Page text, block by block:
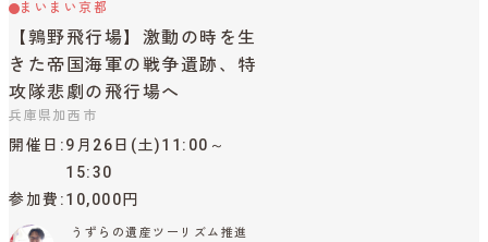
まいまい京都
【鶉野飛行場】激動の時を生
きた帝国海軍の戦争遺跡、特
攻隊悲劇の飛行場へ
兵庫県加西市
開催日
9月26日(土)11:00～
15:30
参加費 10,000円
うずらの遺産ツーリズム推進